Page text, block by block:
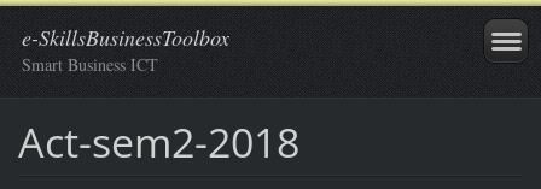
e-SkillsBusinessToolbox
Smart Business ICT
Act-sem2-2018